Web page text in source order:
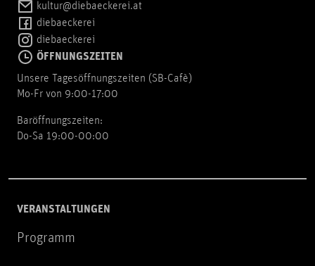
kultur@diebaeckerei.at
diebaeckerei
diebaeckerei
ÖFFNUNGSZEITEN
Unsere Tagesöffnungszeiten (SB-Cafè)
Mo-Fr von 9:00-17:00
Baröffnungszeiten:
Do-Sa 19:00-00:00
VERANSTALTUNGEN
Programm